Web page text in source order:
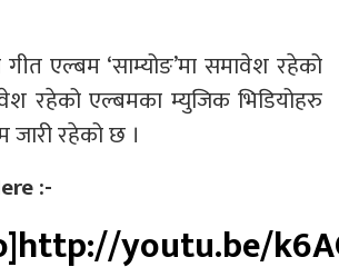
एल्बम ‘साम्योङ’मा समावेश रहेको
रहेको एल्बमका म्युजिक भिडियोहरु
जारी रहेको छ ।
:-
youtu.be/